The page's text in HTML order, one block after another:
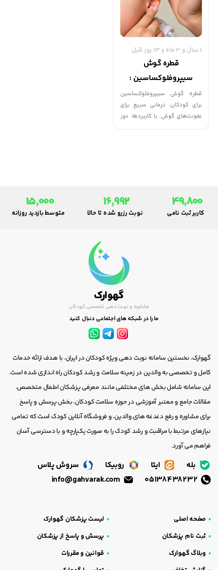
1 سال و 3 ماه و 13 روز قبل
قطره گوش
سیپروفلوکساسین :
محافظ گوش‌های کودکان
قطره گوش سیپروفلوکساسین
برای کودکان، درمانی سریع برای
عفونت‌های گوش. با کاربردها، دوز
49,800
کاربر ثبت نامی
16,992
نوبت رزرو شده تا حالا
15,000
متوسط بازدید روزانه
گهوارک
مشاوره و نوبت دهی تخصصی کودکان
ما را در شبکه های اجتماعی دنبال کنید
گهوارک، نخستین سامانه نوبت دهی ویژه کودکان در ایران، با هدف ارائه خدمات
کامل و تخصصی به والدین در زمینه سلامت و رشد کودکان راه اندازی شده است.
این سامانه شامل بخش های مختلفی مانند معرفی پزشکان اطفال متخصص،
مقالات جامع و معتبر آموزشی در حوزه سلامت کودکان، بخش پرسش و پاسخ
برای مشاوره و رفع دغدغه های والدین، و فروشگاه آنلاین کودک است که تمامی
نیازهای مرتبط با مراقبت و رشد کودک را به صورت یکپارچه و با دسترسی آسان
فراهم می آورد.
بله ایتا روبیکا
سروش پلاس
صفحه اصلی
لیست پزشکان گهوارک
ثبت نام پزشکان
پرسش و پاسخ از پزشکان
وبلاگ گهوارک
قوانین و مقررات